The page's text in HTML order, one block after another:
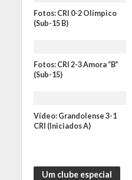
Fotos: CRI 0-2 Olímpico
(Sub-15 B)
Fotos: CRI 2-3 Amora “B”
(Sub-15)
Vídeo: Grandolense 3-1
CRI (Iniciados A)
Um clube especial